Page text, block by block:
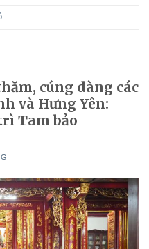
cúng dàng các
và Hưng Yên:
Tam bảo